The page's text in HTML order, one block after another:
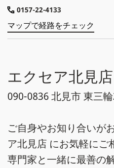
0157-22-4133
マップで経路をチェック
エクセア北見店
090-0836 北見市 東三
ご自身やお知り合いが
ア北見店 にお気軽にご
専門家と一緒に最善の